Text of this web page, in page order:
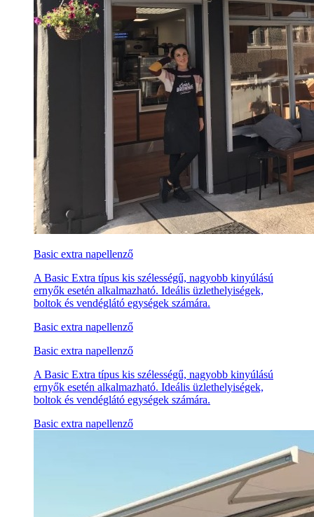
Basic extra napellenző
A Basic Extra típus kis szélességű, nagyobb kinyúlású
ernyők esetén alkalmazható. Ideális üzlethelyiségek,
boltok és vendéglátó egységek számára.
Basic extra napellenző
Basic extra napellenző
A Basic Extra típus kis szélességű, nagyobb kinyúlású
ernyők esetén alkalmazható. Ideális üzlethelyiségek,
boltok és vendéglátó egységek számára.
Basic extra napellenző